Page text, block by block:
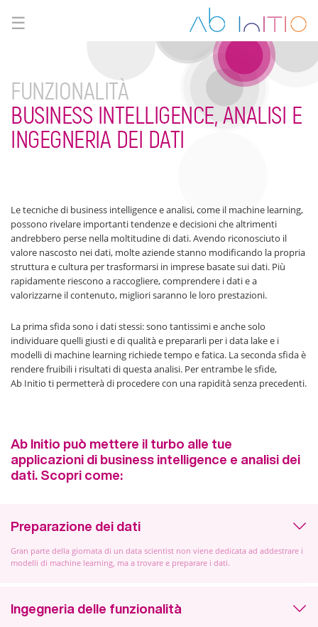
☰
FUNZIONALITÀ
BUSINESS INTELLIGENCE, ANALISI E
INGEGNERIA DEI DATI
Le tecniche di business intelligence e analisi, come il machine learning,
possono rivelare importanti tendenze e decisioni che altrimenti
andrebbero perse nella moltitudine di dati. Avendo riconosciuto il
valore nascosto nei dati, molte aziende stanno modificando la propria
struttura e cultura per trasformarsi in imprese basate sui dati. Più
rapidamente riescono a raccogliere, comprendere i dati e a
valorizzarne il contenuto, migliori saranno le loro prestazioni.
La prima sfida sono i dati stessi: sono tantissimi e anche solo
individuare quelli giusti e di qualità e prepararli per i data lake e i
modelli di machine learning richiede tempo e fatica. La seconda sfida è
rendere fruibili i risultati di questa analisi. Per entrambe le sfide,
Ab Initio ti permetterà di procedere con una rapidità senza precedenti.
Ab Initio può mettere il turbo alle tue
applicazioni di business intelligence e analisi dei
dati. Scopri come:
Preparazione dei dati
Gran parte della giornata di un data scientist non viene dedicata ad addestrare i
modelli di machine learning, ma a trovare e preparare i dati.
Ingegneria delle funzionalità